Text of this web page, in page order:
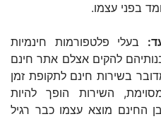
בפני עצמו.
בעלי פלטפורמות חינמיות
להקים אצלם אתר חינם
בשירות חינם לתקופת זמן
השירות הופך להיות
החינם מוצא עצמו כבר רגיל